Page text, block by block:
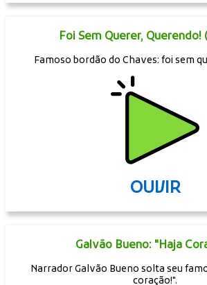
Foi Sem Querer, Querendo!
Famoso bordão do Chaves: foi sem
OUVIR
Galvão Bueno: "Haja
Narrador Galvão Bueno solta seu
coração!".